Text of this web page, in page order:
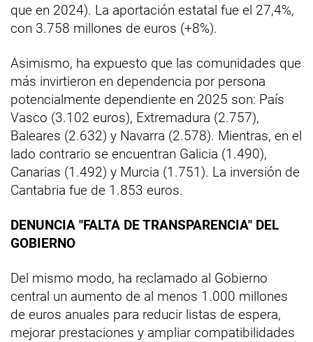
que en 2024). La aportación estatal fue el 27,4%,
con 3.758 millones de euros (+8%).
Asimismo, ha expuesto que las comunidades que
más invirtieron en dependencia por persona
potencialmente dependiente en 2025 son: País
Vasco (3.102 euros), Extremadura (2.757),
Baleares (2.632) y Navarra (2.578). Mientras, en el
lado contrario se encuentran Galicia (1.490),
Canarias (1.492) y Murcia (1.751). La inversión de
Cantabria fue de 1.853 euros.
DENUNCIA "FALTA DE TRANSPARENCIA" DEL
GOBIERNO
Del mismo modo, ha reclamado al Gobierno
central un aumento de al menos 1.000 millones
de euros anuales para reducir listas de espera,
mejorar prestaciones y ampliar compatibilidades